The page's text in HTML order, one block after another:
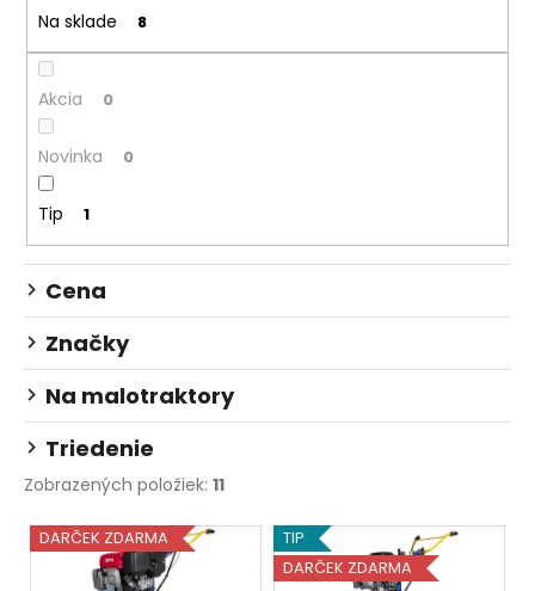
e
p
o
d
u
t
o
v
Na sklade 8
Akcia 0
Novinka 0
Tip 1
Cena
Značky
Na malotraktory
Triedenie
Zobrazených položiek: 11
V
ý
DARČEK ZDARMA
TIP
DARČEK ZDARMA
ú
č
a
m
LOŽISKO
6005
2RS
3,90
€